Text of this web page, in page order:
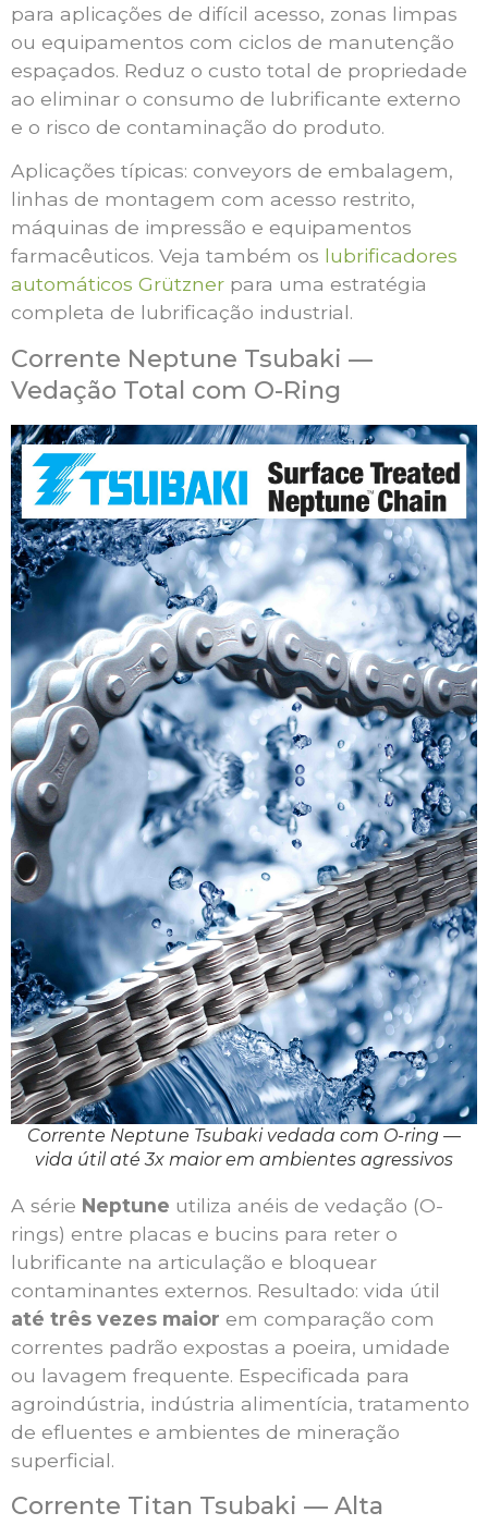
para aplicações de difícil acesso, zonas limpas
ou equipamentos com ciclos de manutenção
espaçados. Reduz o custo total de propriedade
ao eliminar o consumo de lubrificante externo
e o risco de contaminação do produto.
Aplicações típicas: conveyors de embalagem,
linhas de montagem com acesso restrito,
máquinas de impressão e equipamentos
farmacêuticos. Veja também os lubrificadores
automáticos Grützner para uma estratégia
completa de lubrificação industrial.
Corrente Neptune Tsubaki —
Vedação Total com O-Ring
Corrente Neptune Tsubaki vedada com O-ring —
vida útil até 3x maior em ambientes agressivos
A série Neptune utiliza anéis de vedação (O-
rings) entre placas e bucins para reter o
lubrificante na articulação e bloquear
contaminantes externos. Resultado: vida útil
até três vezes maior em comparação com
correntes padrão expostas a poeira, umidade
ou lavagem frequente. Especificada para
agroindústria, indústria alimentícia, tratamento
de efluentes e ambientes de mineração
superficial.
Corrente Titan Tsubaki — Alta